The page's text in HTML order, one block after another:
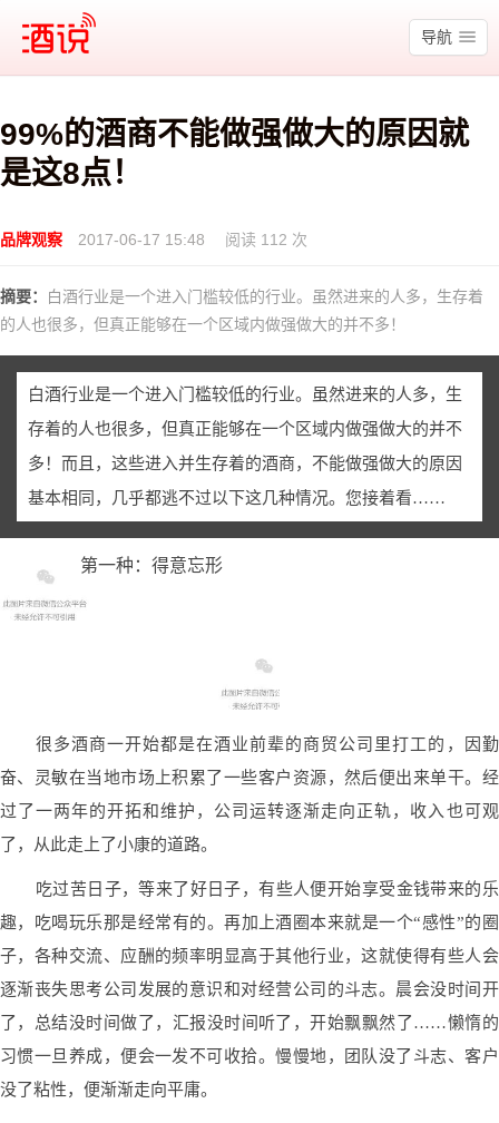
酒说
导航
99%的酒商不能做强做大的原因就
是这8点！
品牌观察 2017-06-17 15:48 阅读 112 次
摘要：
白酒行业是一个进入门槛较低的行业。虽然进来的人多，生存着
的人也很多，但真正能够在一个区域内做强做大的并不多！
白酒行业是一个进入门槛较低的行业。虽然进来的人多，生
存着的人也很多，但真正能够在一个区域内做强做大的并不
多！而且，这些进入并生存着的酒商，不能做强做大的原因
基本相同，几乎都逃不过以下这几种情况。您接着看……
第一种：得意忘形
很多酒商一开始都是在酒业前辈的商贸公司里打工的，因勤
奋、灵敏在当地市场上积累了一些客户资源，然后便出来单干。经
过了一两年的开拓和维护，公司运转逐渐走向正轨，收入也可观
了，从此走上了小康的道路。
吃过苦日子，等来了好日子，有些人便开始享受金钱带来的乐
趣，吃喝玩乐那是经常有的。再加上酒圈本来就是一个“感性”的圈
子，各种交流、应酬的频率明显高于其他行业，这就使得有些人会
逐渐丧失思考公司发展的意识和对经营公司的斗志。晨会没时间开
了，总结没时间做了，汇报没时间听了，开始飘飘然了……懒惰的
习惯一旦养成，便会一发不可收拾。慢慢地，团队没了斗志、客户
没了粘性，便渐渐走向平庸。